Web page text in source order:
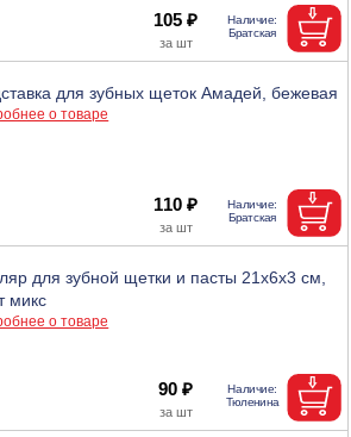
105 ₽
для зубных щеток Амадей, бежевая
о товаре
110 ₽
для зубной щетки и пасты 21х6х3 см,
микс
о товаре
90 ₽